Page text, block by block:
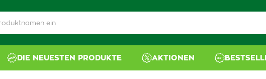
DIE NEUESTEN PRODUKTE AKTIONEN